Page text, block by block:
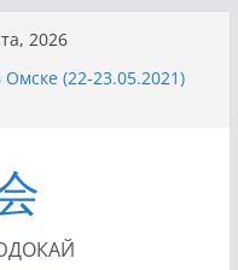
2026
(22-23.05.2021)
(2-5.09.2021)
в России по Кюдо,
области по Кюдо /